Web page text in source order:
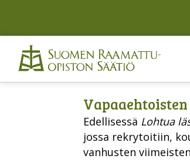
Edellisessä Lohtua
jossa rekrytoitiin,
vanhusten